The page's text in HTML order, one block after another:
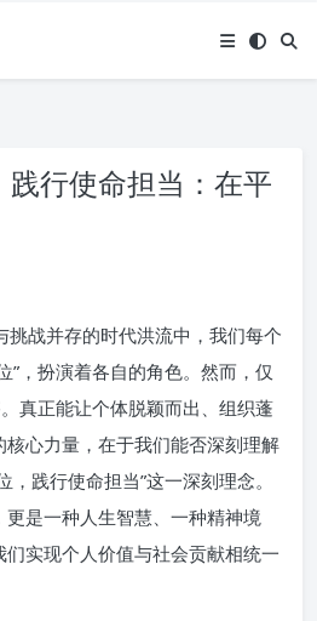
行使命担当：在平
挑战并存的时代洪流中，我们每个
”，扮演着各自的角色。然而，仅
真正能让个体脱颖而出、组织蓬
心力量，在于我们能否深刻理解
践行使命担当”这一深刻理念。
是一种人生智慧、一种精神境
实现个人价值与社会贡献相统一